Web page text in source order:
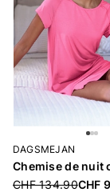
DAGSMEJAN
Price reduced
CHF 134.90CHF